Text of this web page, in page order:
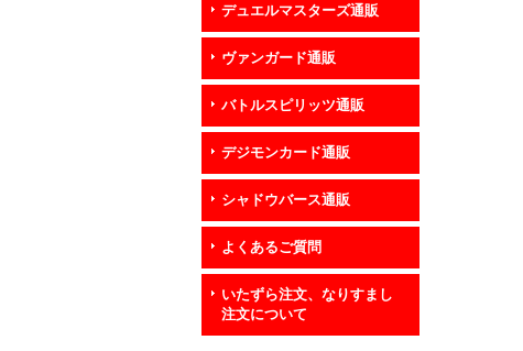
デュエルマスターズ通販
ヴァンガード通販
バトルスピリッツ通販
デジモンカード通販
シャドウバース通販
よくあるご質問
いたずら注文、なりすまし
注文について